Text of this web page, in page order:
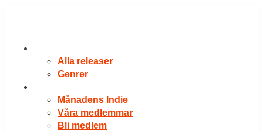
Alla releaser
Genrer
Månadens Indie
Våra medlemmar
Bli medlem